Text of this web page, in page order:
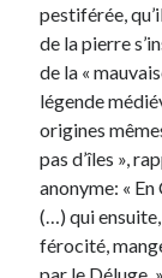
pestiférée,
de la pierre
de la «
légende
origines
pas d’îles »,
anonyme: «
(…) qui
férocité,
par le Déluge.